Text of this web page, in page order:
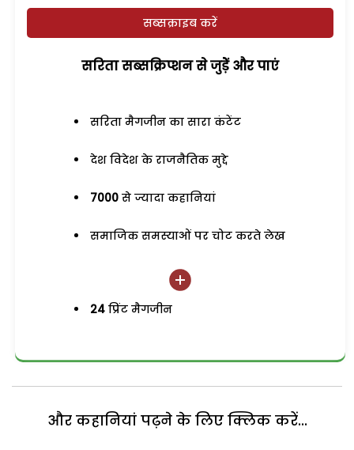
सब्सक्राइब करें
सरिता सब्सक्रिप्शन से जुड़ेें और पाएं
सरिता मैगजीन का सारा कंटेंट
देश विदेश के राजनैतिक मुद्दे
7000 से ज्यादा कहानियां
समाजिक समस्याओं पर चोट करते लेख
24 प्रिंट मैगजीन
और कहानियां पढ़ने के लिए क्लिक करें...